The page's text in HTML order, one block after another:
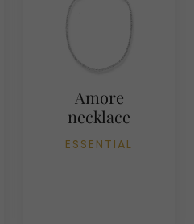
Amore
necklace
ESSENTIAL